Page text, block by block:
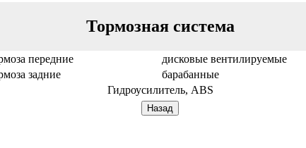
Тормозная система
передние
дисковые вентилируемые
задние
барабанные
Гидроусилитель, ABS